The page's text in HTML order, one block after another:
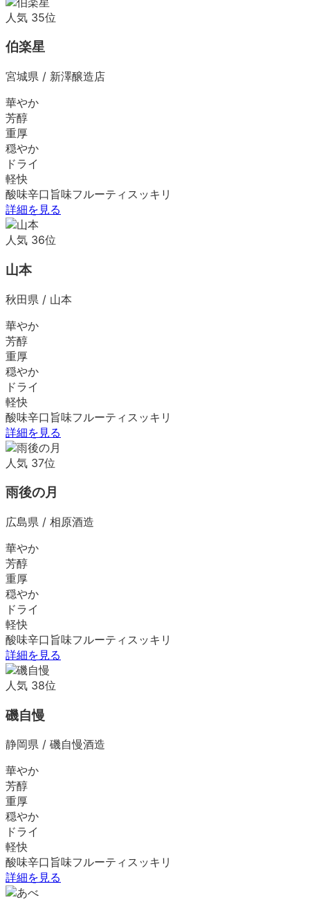
人気 35位
伯楽星
宮城県 / 新澤醸造店
華やか
芳醇
重厚
穏やか
ドライ
軽快
酸味辛口 旨味フルーティ スッキリ
詳細を見る
人気 36位
山本
秋田県 / 山本
華やか
芳醇
重厚
穏やか
ドライ
軽快
酸味辛口 旨味フルーティ スッキリ
詳細を見る
人気 37位
雨後の月
広島県 / 相原酒造
華やか
芳醇
重厚
穏やか
ドライ
軽快
酸味辛口 旨味フルーティ スッキリ
詳細を見る
人気 38位
磯自慢
静岡県 / 磯自慢酒造
華やか
芳醇
重厚
穏やか
ドライ
軽快
酸味辛口 旨味フルーティ スッキリ
詳細を見る